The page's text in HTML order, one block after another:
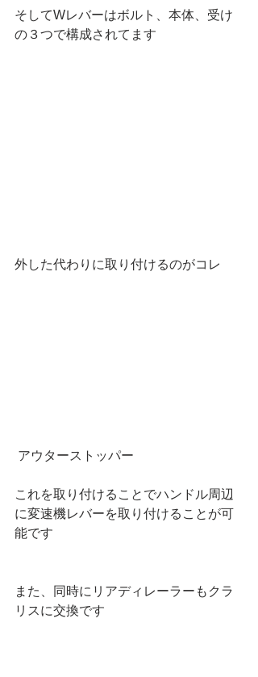
そしてWレバーはボルト、本体、受け
の３つで構成されてます
外した代わりに取り付けるのがコレ
アウターストッパー
これを取り付けることでハンドル周辺
に変速機レバーを取り付けることが可
能です
また、同時にリアディレーラーもクラ
リスに交換です